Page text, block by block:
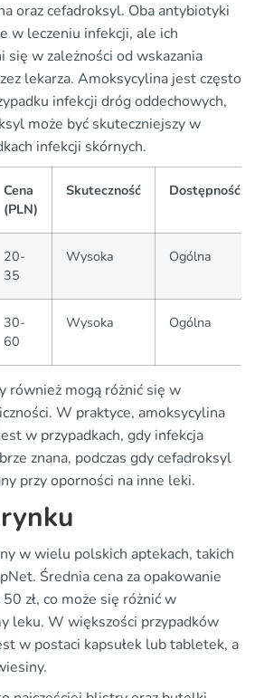
oraz cefadroksyl. Oba antybiotyki
w leczeniu infekcji, ale ich
się w zależności od wskazania
lekarza. Amoksycylina jest często
infekcji dróg oddechowych,
może być skuteczniejszy w
infekcji skórnych.
Cena
(PLN)
Skuteczność Dostępność
20-
35
Wysoka Ogólna
30-
60
Wysoka Ogólna
również mogą różnić się w
W praktyce, amoksycylina
w przypadkach, gdy infekcja
znana, podczas gdy cefadroksyl
przy oporności na inne leki.
w wielu polskich aptekach, takich
Średnia cena za opakowanie
zł, co może się różnić w
leku. W większości przypadków
w postaci kapsułek lub tabletek, a